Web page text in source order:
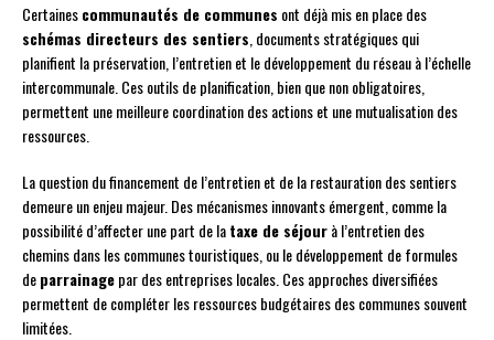
Certainescommunautés de communes ont déjà mis en place des
schémas directeurs des sentiers , documents stratégiques qui
planifient la préservation, l’entretien et le développement du réseau à l’échelle
intercommunale. Ces outils de planification, bien que non obligatoires,
permettent une meilleure coordination des actions et une mutualisation des
ressources.
La question du financement de l’entretien et de la restauration des sentiers
demeure un enjeu majeur. Des mécanismes innovants émergent, comme la
possibilité d’affecter une part de lataxe de séjourà l’entretien des
chemins dans les communes touristiques, ou le développement de formules
deparrainagepar des entreprises locales. Ces approches diversifiées
permettent de compléter les ressources budgétaires des communes souvent
limitées.